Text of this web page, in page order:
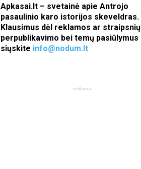
Apkasai.lt – svetainė apie Antrojo
pasaulinio karo istorijos skeveldras.
Klausimus dėl reklamos ar straipsnių
perpublikavimo bei temų pasiūlymus
siųskite info@nodum.lt
- reklama -